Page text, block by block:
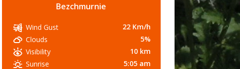
Bezchmurnie
Wind Gust
22 Km/h
Clouds
5%
Visibility
10 km
Sunrise
5:05 am